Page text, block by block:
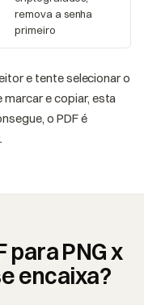
remova a senha
primeiro
e tente selecionar o
e copiar, esta
o PDF é
para PNG x
encaixa?